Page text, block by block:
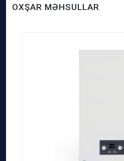
OXŞAR MƏHSULLAR